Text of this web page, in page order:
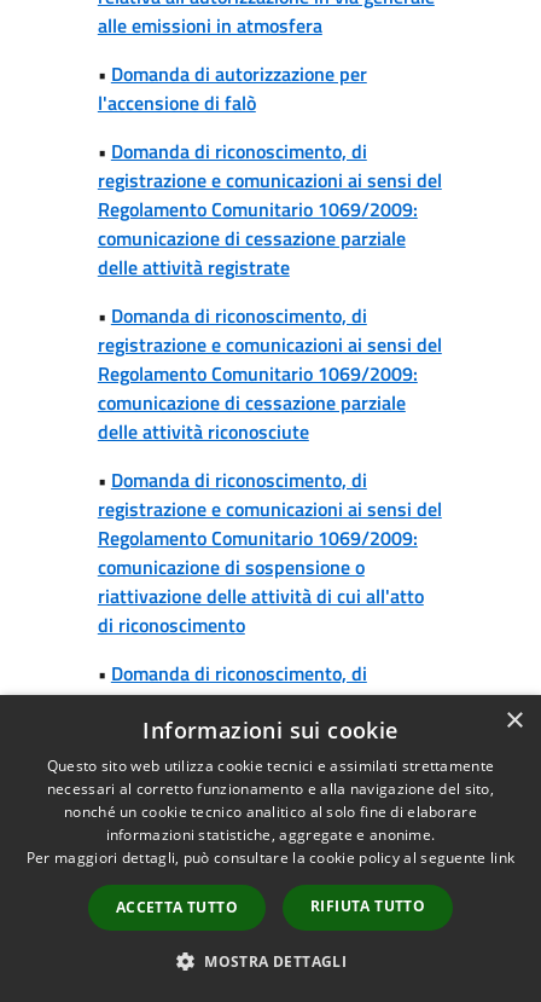
alle emissioni in atmosfera
• Domanda di autorizzazione per
l'accensione di falò
• Domanda di riconoscimento, di
registrazione e comunicazioni ai sensi del
Regolamento Comunitario 1069/2009:
comunicazione di cessazione parziale
delle attività registrate
• Domanda di riconoscimento, di
registrazione e comunicazioni ai sensi del
Regolamento Comunitario 1069/2009:
comunicazione di cessazione parziale
delle attività riconosciute
• Domanda di riconoscimento, di
registrazione e comunicazioni ai sensi del
Regolamento Comunitario 1069/2009:
comunicazione di sospensione o
riattivazione delle attività di cui all'atto
di riconoscimento
• Domanda di riconoscimento, di
registrazione e comunicazioni ai sensi del
Regolamento Comunitario 1069/2009:
comunicazione di sospensione o
riattivazione delle attività registrate
•Enoturismi: segnalazione certificata di
avvio dell'attività
Esercizio di vicinato: segnalazione
ampliamento dell'attività
×
Informazioni sui cookie
Questo sito web utilizza cookie tecnici e assimilati strettamente
necessari al corretto funzionamento e alla navigazione del sito,
nonché un cookie tecnico analitico al solo fine di elaborare
informazioni statistiche, aggregate e anonime.
Per maggiori dettagli, può consultare la cookie policy al seguente link
ACCETTA TUTTO RIFIUTA TUTTO
MOSTRA DETTAGLI